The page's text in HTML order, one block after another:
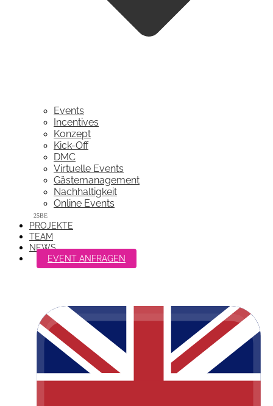
Events
Incentives
Konzept
Kick-Off
DMC
Virtuelle Events
Gästemanagement
Nachhaltigkeit
Online Events
PROJEKTE
TEAM
NEWS
EVENT ANFRAGEN